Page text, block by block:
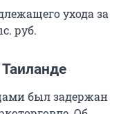
ухода за
руб.
был задержан